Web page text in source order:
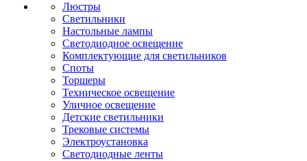
Люстры
Светильники
Настольные лампы
Светодиодное освещение
Комплектующие для светильников
Споты
Торшеры
Техническое освещение
Уличное освещение
Детские светильники
Трековые системы
Электроустановка
Светодиодные ленты